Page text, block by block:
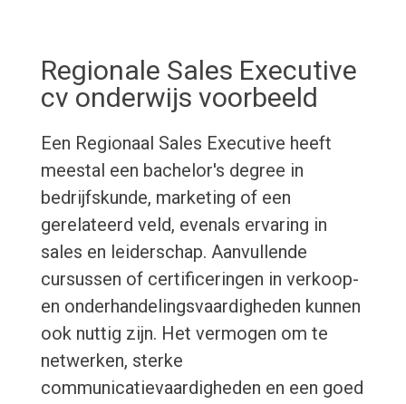
Regionale Sales Executive
cv onderwijs voorbeeld
Een Regionaal Sales Executive heeft
meestal een bachelor's degree in
bedrijfskunde, marketing of een
gerelateerd veld, evenals ervaring in
sales en leiderschap. Aanvullende
cursussen of certificeringen in verkoop-
en onderhandelingsvaardigheden kunnen
ook nuttig zijn. Het vermogen om te
netwerken, sterke
communicatievaardigheden en een goed